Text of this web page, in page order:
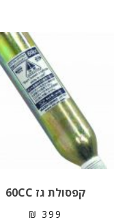
קפסולת גז 60CC
₪ 399